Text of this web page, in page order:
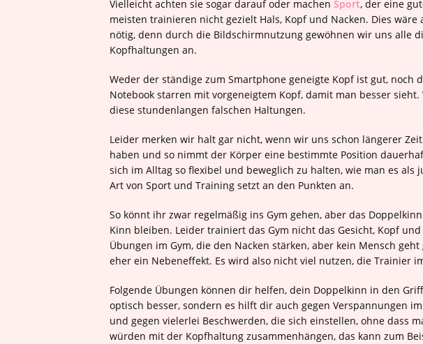
Vielleicht achten sie sogar darauf oder machen Sport, der eine
meisten trainieren nicht gezielt Hals, Kopf und Nacken. Dies
nötig, denn durch die Bildschirmnutzung gewöhnen wir uns alle
Kopfhaltungen an.
Weder der ständige zum Smartphone geneigte Kopf ist gut, noch
Notebook starren mit vorgeneigtem Kopf, damit man besser
diese stundenlangen falschen Haltungen.
Leider merken wir halt gar nicht, wenn wir uns schon längerer
haben und so nimmt der Körper eine bestimmte Position
sich im Alltag so flexibel und beweglich zu halten, wie man es als
Art von Sport und Training setzt an den Punkten an.
So könnt ihr zwar regelmäßig ins Gym gehen, aber das
Kinn bleiben. Leider trainiert das Gym nicht das Gesicht, Kopf
Übungen im Gym, die den Nacken stärken, aber kein Mensch
eher ein Nebeneffekt. Es wird also nicht viel nutzen, die Trainier
Folgende Übungen können dir helfen, dein Doppelkinn in den
optisch besser, sondern es hilft dir auch gegen Verspannungen
und gegen vielerlei Beschwerden, die sich einstellen, ohne dass
würden mit der Kopfhaltung zusammenhängen, das kann zum